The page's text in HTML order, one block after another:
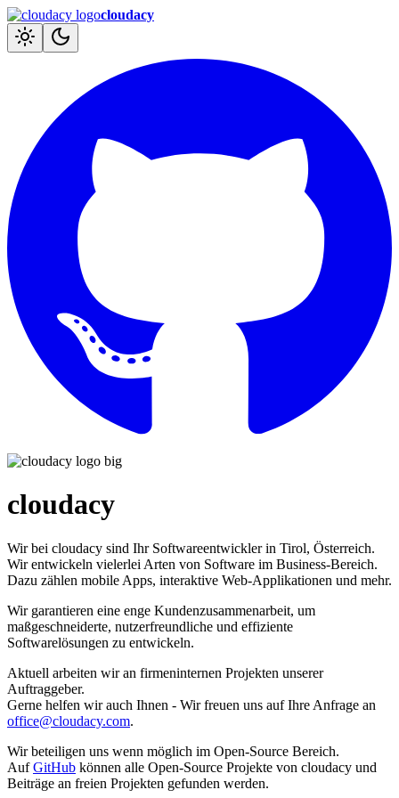
cloudacy
cloudacy
Wir bei cloudacy sind Ihr Softwareentwickler in Tirol, Österreich.
Wir entwickeln vielerlei Arten von Software im Business-Bereich.
Dazu zählen mobile Apps, interaktive Web-Applikationen und mehr.
Wir garantieren eine enge Kunden­zusammen­arbeit, um
maßgeschneiderte, nutzerfreundliche und effiziente
Softwarelösungen zu entwickeln.
Aktuell arbeiten wir an firmeninternen Projekten unserer
Auftraggeber.
Gerne helfen wir auch Ihnen - Wir freuen uns auf Ihre Anfrage an
office@cloudacy.com.
Wir beteiligen uns wenn möglich im Open-Source Bereich.
AufGitHub können alle Open-Source Projekte von cloudacy und
Beiträge an freien Projekten gefunden werden.